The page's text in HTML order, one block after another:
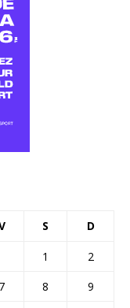
S D
1
2
7 8
9